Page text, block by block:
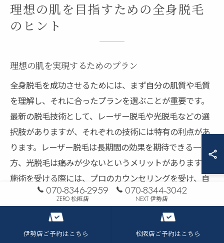
理想の肌を目指すための全身脱毛
のヒント
理想の肌を実現するためのプラン
全身脱毛を成功させるためには、まず自分の肌質や毛質
を理解し、それに合ったプランを選ぶことが重要です。
最新の脱毛技術として、レーザー脱毛や光脱毛などの選
択肢がありますが、それぞれの技術には特有の利点があ
ります。レーザー脱毛は長期間の効果を期待できる一
方、光脱毛は痛みが少ないというメリットがあります。
施術を受ける際には、プロのカウンセリングを受け、自
分に最適なプランを見つけ出すことが大切です。さら
に、定期的な施術と適切なアフターケアを行うことで、
理想の肌を長期間維持することが可能となります。
070-8346-2959
ZERO 松阪店
070-8344-3042
NEXT 伊勢店
伊勢店ご予約はこちら 松阪店ご予約はこちら